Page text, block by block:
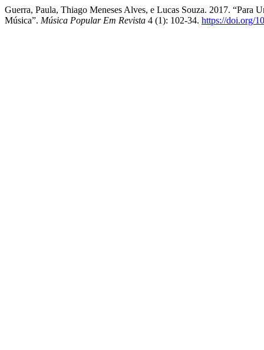
Guerra, Paula, Thiago Meneses Alves, e Lucas Souza. 2017.
Música”. Música Popular Em Revista 4 (1): 102-34. https://doi.org/